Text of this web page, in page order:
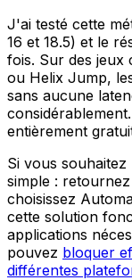
J'ai testé cette
16 et 18.5) et le
fois. Sur des jeux
ou Helix Jump,
sans aucune
entièrement
Si vous
simple :
choisissez
cette solution
applications
pouvez bloquer
différentes